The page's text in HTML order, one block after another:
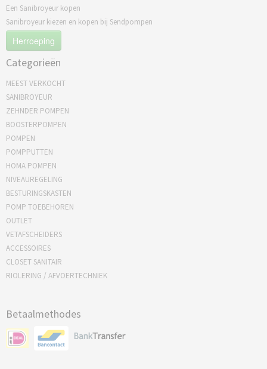
Een Sanibroyeur kopen
Sanibroyeur kiezen en kopen bij Sendpompen
Herroeping
Categorieën
MEEST VERKOCHT
SANIBROYEUR
ZEHNDER POMPEN
BOOSTERPOMPEN
POMPEN
POMPPUTTEN
HOMA POMPEN
NIVEAUREGELING
BESTURINGSKASTEN
POMP TOEBEHOREN
OUTLET
VETAFSCHEIDERS
ACCESSOIRES
CLOSET SANITAIR
RIOLERING / AFVOERTECHNIEK
Betaalmethodes